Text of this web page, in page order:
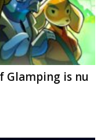
Glamping is nu